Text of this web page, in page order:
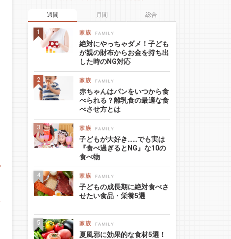
週間 月間 総合
絶対にやっちゃダメ！子ども
が親の財布からお金を持ち出
した時のNG対応
赤ちゃんはパンをいつから食
べられる？離乳食の最適な食
べさせ方とは
子どもが大好き……でも実は
『食べ過ぎるとNG』な10の
食べ物
子どもの成長期に絶対食べさ
せたい食品・栄養5選
夏風邪に効果的な食材5選！